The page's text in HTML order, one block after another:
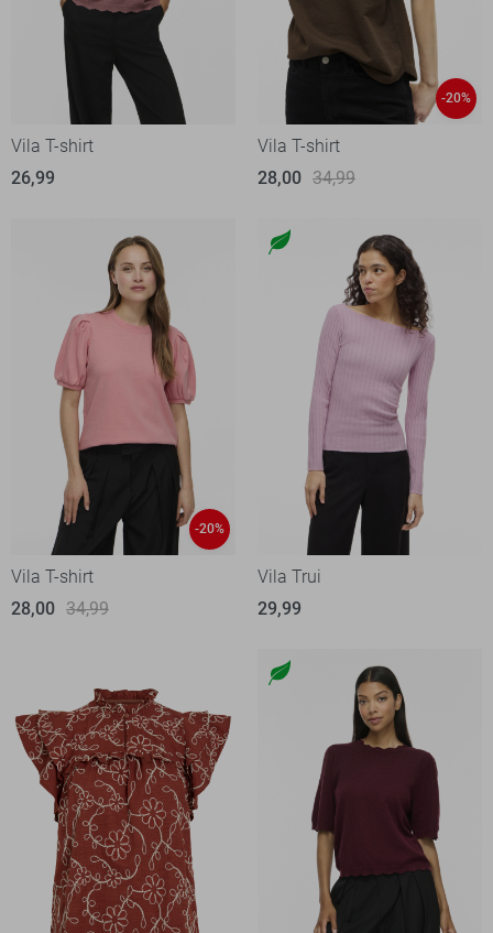
Vila T-shirt
26,99
-20%
Vila T-shirt
28,00 34,99
-20%
Vila T-shirt
28,00 34,99
Vila Trui
29,99